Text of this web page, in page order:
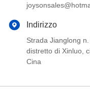
Indirizzo
Strada Jianglong
distretto di Xinluo,
Cina